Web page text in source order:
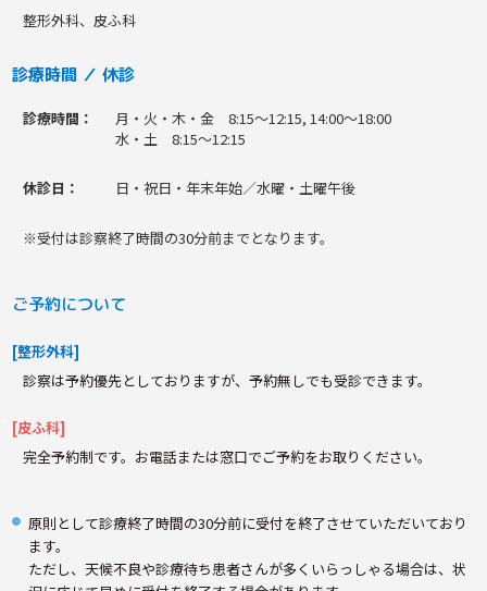
整形外科、皮ふ科
診療時間 ／ 休診
診療時間：
月・火・木・金 8:15〜12:15, 14:00〜18:00
水・土 8:15〜12:15
休診日： 日・祝日・年末年始／水曜・土曜午後
※受付は診察終了時間の30分前までとなります。
ご予約について
[整形外科]
診察は予約優先としておりますが、予約無しでも受診できます。
[皮ふ科]
完全予約制です。お電話または窓口でご予約をお取りください。
原則として診療終了時間の30分前に受付を終了させていただいており
ます。
ただし、天候不良や診療待ち患者さんが多くいらっしゃる場合は、状